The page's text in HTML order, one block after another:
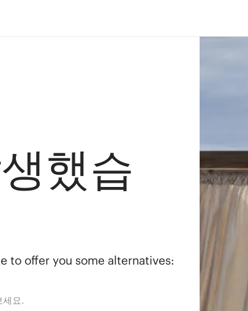
했습
to offer you some alternatives:
세요.